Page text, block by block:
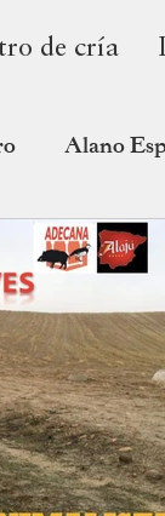
de cría
Alano